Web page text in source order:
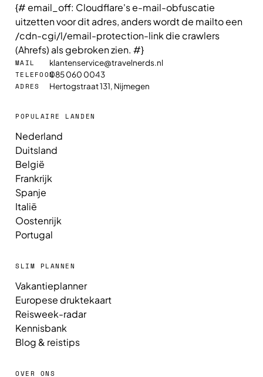
{# email_off: Cloudflare's e-mail-obfuscatie
uitzetten voor dit adres, anders wordt de mailto een
/cdn-cgi/l/email-protection-link die crawlers
(Ahrefs) als gebroken zien. #}
MAIL klantenservice@travelnerds.nl
TELEFOON085 060 0043
ADRES Hertogstraat 131, Nijmegen
POPULAIRE LANDEN
Nederland
Duitsland
België
Frankrijk
Spanje
Italië
Oostenrijk
Portugal
SLIM PLANNEN
Vakantieplanner
Europese druktekaart
Reisweek-radar
Kennisbank
Blog & reistips
OVER ONS